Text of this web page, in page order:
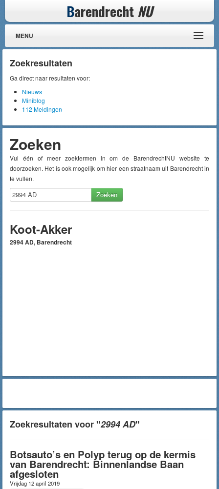
Barendrecht NU
MENU
Zoekresultaten
Ga direct naar resultaten voor:
Nieuws
Miniblog
112 Meldingen
Zoeken
Vul één of meer zoektermen in om de BarendrechtNU website te
doorzoeken. Het is ook mogelijk om hier een straatnaam uit Barendrecht in
te vullen.
Zoeken
Koot-Akker
2994 AD, Barendrecht
Zoekresultaten voor "2994 AD"
Botsauto’s en Polyp terug op de kermis
van Barendrecht: Binnenlandse Baan
afgesloten
Vrijdag 12 april 2019